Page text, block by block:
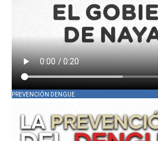
PREVENCIÓN DENGUE